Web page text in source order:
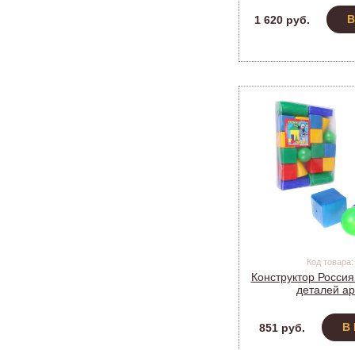
1 620 руб.
Код
Конструктор
деталей
851 руб. В